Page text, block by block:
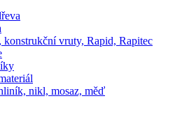
konstrukční vruty, Rapid, Rapitec
nikl, mosaz, měď